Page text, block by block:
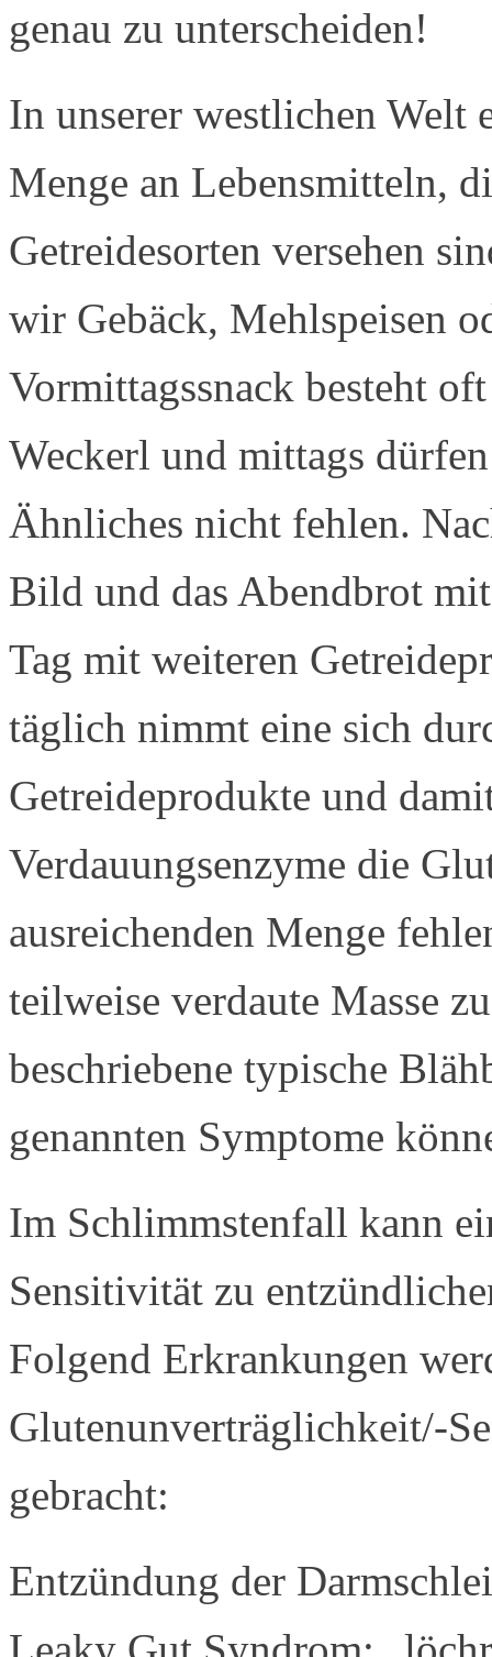
genau zu unterscheiden!
In unserer westlichen Welt
Menge an Lebensmitteln,
Getreidesorten versehen
wir Gebäck, Mehlspeisen
Vormittagssnack besteht
Weckerl und mittags
Ähnliches nicht fehlen.
Bild und das Abendbrot
Tag mit weiteren
täglich nimmt eine sich
Getreideprodukte und
Verdauungsenzyme die
ausreichenden Menge
teilweise verdaute Masse
beschriebene typische
genannten Symptome
Im Schlimmstenfall kann
Sensitivität zu
Folgend Erkrankungen
Glutenunverträglichkeit/-
gebracht:
Entzündung der